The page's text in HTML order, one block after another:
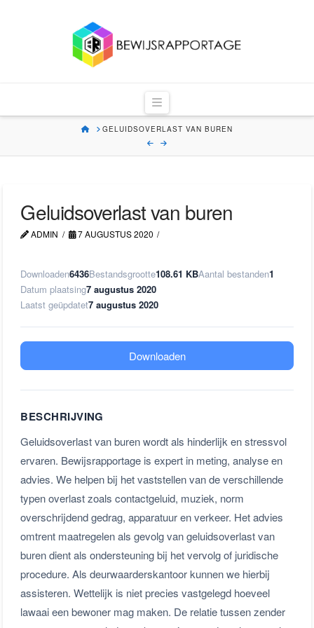
Navigation
HOMEGELUIDSOVERLAST VAN BUREN
Geluidsoverlast van buren
ADMIN 7 AUGUSTUS 2020
Downloaden6436Bestandsgrootte108.61 KBAantal bestanden1
Datum plaatsing7 augustus 2020
Laatst geüpdatet7 augustus 2020
Downloaden
BESCHRIJVING
Geluidsoverlast van buren wordt als hinderlijk en stressvol
ervaren. Bewijsrapportage is expert in meting, analyse en
advies. We helpen bij het vaststellen van de verschillende
typen overlast zoals contactgeluid, muziek, norm
overschrijdend gedrag, apparatuur en verkeer. Het advies
omtrent maatregelen als gevolg van geluidsoverlast van
buren dient als ondersteuning bij het vervolg of juridische
procedure. Als deurwaarderskantoor kunnen we hierbij
assisteren. Wettelijk is niet precies vastgelegd hoeveel
lawaai een bewoner mag maken. De relatie tussen zender